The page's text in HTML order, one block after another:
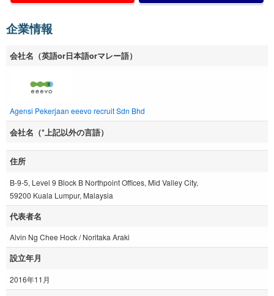
企業情報
会社名（英語or日本語orマレー語）
Agensi Pekerjaan eeevo recruit Sdn Bhd
会社名（*上記以外の言語）
住所
B-9-5, Level 9 Block B Northpoint Offices, Mid Valley City,
59200 Kuala Lumpur, Malaysia
代表者名
Alvin Ng Chee Hock / Noritaka Araki
設立年月
2016年11月